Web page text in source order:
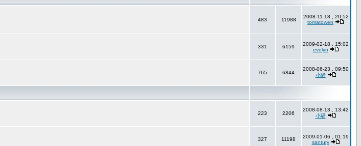
483 11988
2008-11-18 , 20:52
tomatowen
331 6159
2009-02-18 , 15:02
evelyn
765 6844
2008-06-23 , 09:50
小騷
223 2206
2008-08-13 , 13:42
小騷
327 11198
2009-01-06 , 01:19
santury